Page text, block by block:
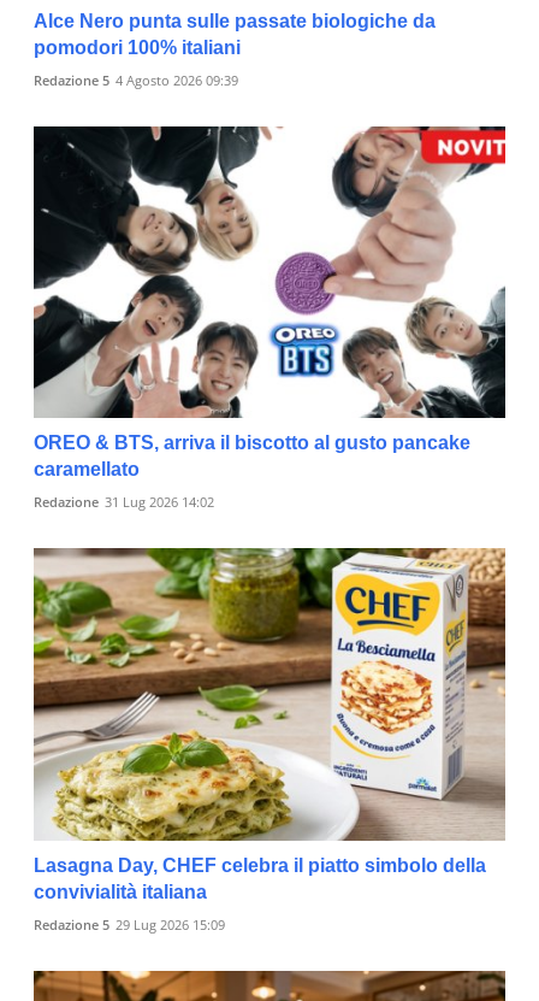
Alce Nero punta sulle passate biologiche da
pomodori 100% italiani
Redazione 5 4 Agosto 2026 09:39
OREO & BTS, arriva il biscotto al gusto pancake
caramellato
Redazione 31 Lug 2026 14:02
Lasagna Day, CHEF celebra il piatto simbolo della
convivialità italiana
Redazione 5 29 Lug 2026 15:09